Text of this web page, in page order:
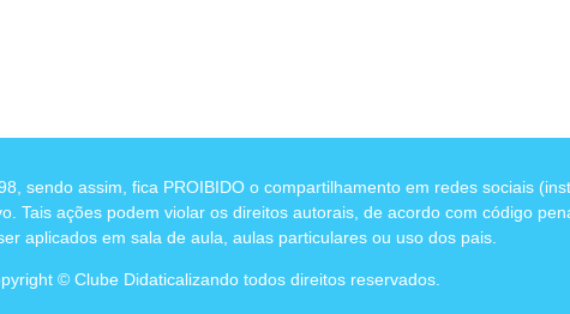
sendo assim, fica PROIBIDO o compartilhamento em redes sociais
Tais ações podem violar os direitos autorais, de acordo com código
aplicados em sala de aula, aulas particulares ou uso dos pais.​
© Clube Didaticalizando todos direitos reservados.